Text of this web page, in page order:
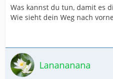
Was kannst du tun, damit es
Wie sieht dein Weg nach
Lanananana